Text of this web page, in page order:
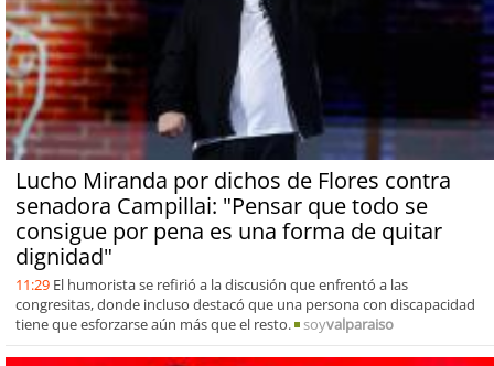
Lucho Miranda por dichos de Flores contra
senadora Campillai: "Pensar que todo se
consigue por pena es una forma de quitar
dignidad"
11:29 El humorista se refirió a la discusión que enfrentó a las
congresitas, donde incluso destacó que una persona con discapacidad
tiene que esforzarse aún más que el resto.
soyvalparaiso